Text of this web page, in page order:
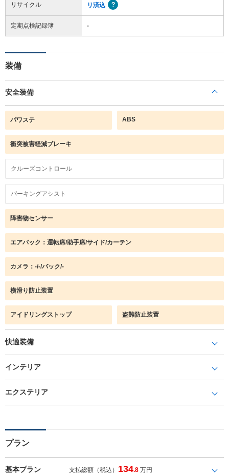
リサイクル リ済込
定期点検記録簿 -
装備
安全装備
パワステ ABS
衝突被害軽減ブレーキ
クルーズコントロール
パーキングアシスト
障害物センサー
エアバック：運転席/助手席/サイド/カーテン
カメラ：-/-/バック/-
横滑り防止装置
アイドリングストップ 盗難防止装置
快適装備
インテリア
エクステリア
プラン
基本プラン 支払総額（税込） 134.8 万円